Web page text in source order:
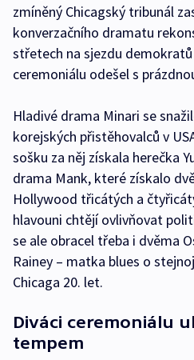
zmíněný Chicagský tribunál
konverzačního dramatu
střetech na sjezdu demokratů
ceremoniálu odešel s
Hladivé drama Minari se
korejských přistěhovalců v
sošku za něj získala herečka
drama Mank, které získalo
Hollywood třicátých a
hlavouni chtějí ovlivňovat
se ale obracel třeba i dvěma
Rainey – matka blues o
Chicaga 20. let.
Diváci ceremoniálu
tempem